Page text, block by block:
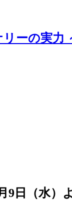
ーの実力
9日（水）